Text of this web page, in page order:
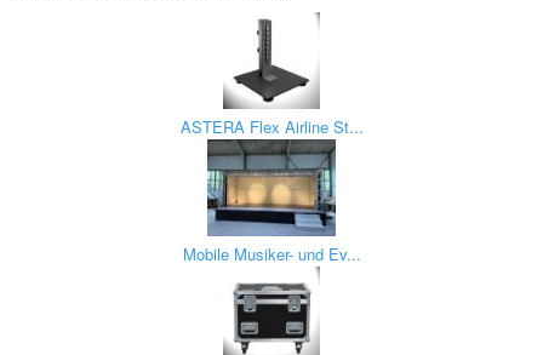
ASTERA Flex Airline St...
Mobile Musiker- und Ev...